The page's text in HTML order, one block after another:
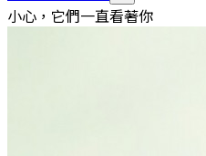
小心，它們一直看著你